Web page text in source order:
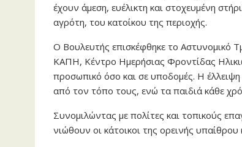
έχουν άμεση, ευέλικτη και στοχευμένη
αγρότη, του κατοίκου της περιοχής.
Ο Βουλευτής επισκέφθηκε το Αστυνομικό
ΚΑΠΗ, Κέντρο Ημερήσιας Φροντίδας
προσωπικό όσο και σε υποδομές. Η έλλειψη
από τον τόπο τους, ενώ τα παιδιά κάθε
Συνομιλώντας με πολίτες και τοπικούς
νιώθουν οι κάτοικοι της ορεινής υπαίθρου